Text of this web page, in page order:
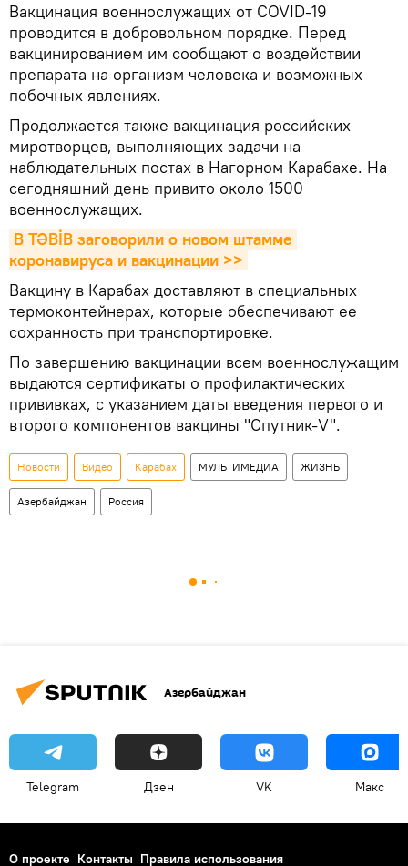
Вакцинация военнослужащих от COVID-19
проводится в добровольном порядке. Перед
вакцинированием им сообщают о воздействии
препарата на организм человека и возможных
побочных явлениях.
Продолжается также вакцинация российских
миротворцев, выполняющих задачи на
наблюдательных постах в Нагорном Карабахе. На
сегодняшний день привито около 1500
военнослужащих.
В TƏBİB заговорили о новом штамме
коронавируса и вакцинации >>
Вакцину в Карабах доставляют в специальных
термоконтейнерах, которые обеспечивают ее
сохранность при транспортировке.
По завершению вакцинации всем военнослужащим
выдаются сертификаты о профилактических
прививках, с указанием даты введения первого и
второго компонентов вакцины "Спутник-V".
Новости Видео Карабах МУЛЬТИМЕДИА ЖИЗНЬ
Азербайджан Россия
Азербайджан
Telegram Дзен VK Макс
О проекте Контакты Правила использования